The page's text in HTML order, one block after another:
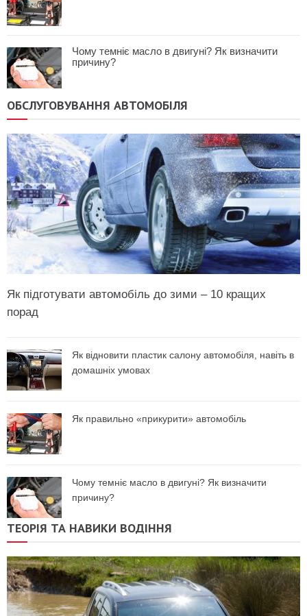
Чому темніє масло в двигуні? Як визначити
причину?
ОБСЛУГОВУВАННЯ АВТОМОБІЛЯ
Як підготувати автомобіль до зими – 10 кращих
порад
Як відновити пластик салону автомобіля, навіть в
домашніх умовах
Як правильно «прикурити» автомобіль
Чому темніє масло в двигуні? Як визначити
причину?
ТЕОРІЯ ТА НАВИКИ ВОДІННЯ